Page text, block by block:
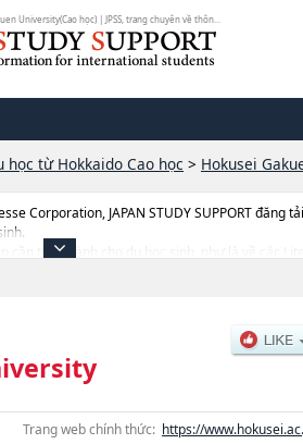
học từ Hokkaido Cao học > Hokusei
Corporation, JAPAN STUDY SUPPORT đăng
cần thiết dành cho du học sinh, như là về các
Trang web chính thức: https://